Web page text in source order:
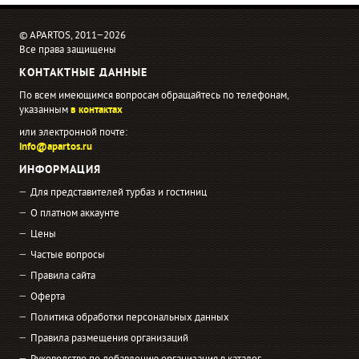
© APARTOS, 2011−2026
Все права защищены
КОНТАКТНЫЕ ДАННЫЕ
По всем имеющимся вопросам обращайтесь по телефонам,
указаннымв контактах
или электронной почте:
info@apartos.ru
ИНФОРМАЦИЯ
Для представителей турбаз и гостиниц
О платном аккаунте
Цены
Частые вопросы
Правила сайта
Оферта
Политика обработки персональных данных
Правила размещения организаций